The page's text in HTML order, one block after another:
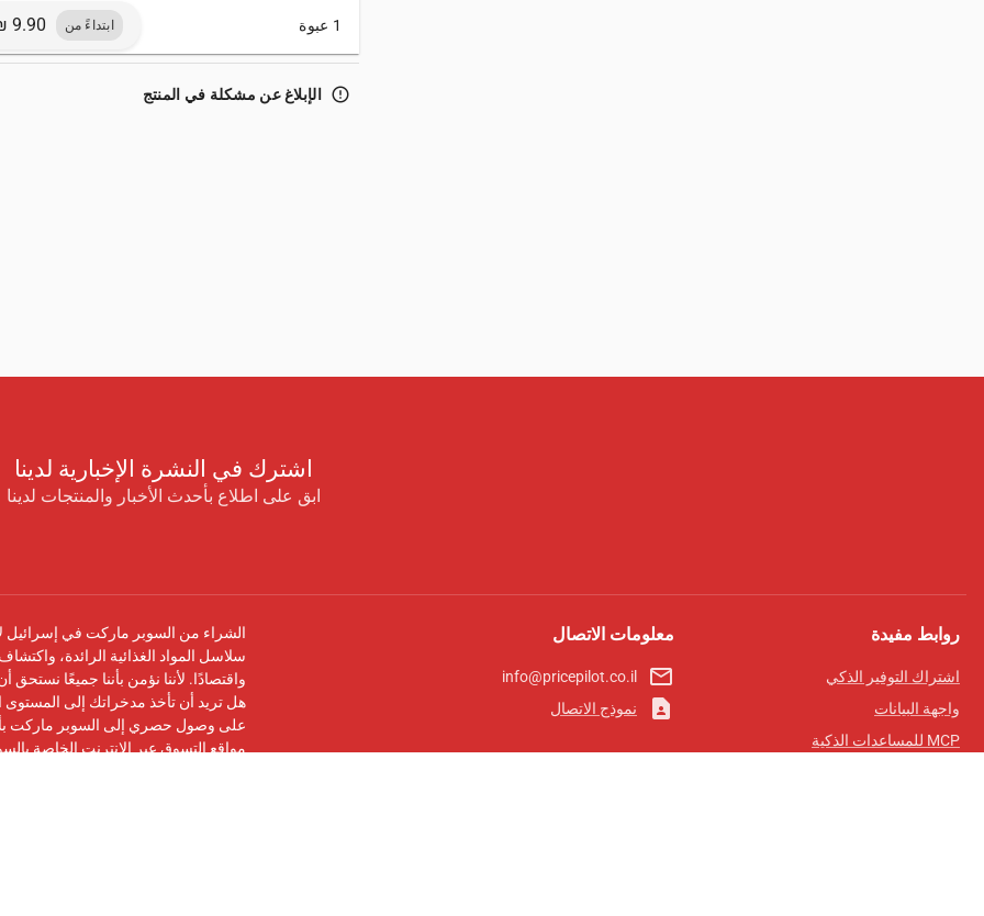
1 عبوة ابتداءً من
error_outline الإبلاغ عن مشكلة في المنتج
اشترك في النشرة الإخبارية لدينا
ابق على اطلاع بأحدث الأخبار والمنتجات لدينا
روابط مفيدة
اشتراك التوفير الذكي
واجهة البيانات
MCP للمساعدات الذكية
معلومات الاتصال
mail_outline
info@pricepilot.co.il
contact_page نموذج الاتصال
الشراء من السوبر ماركت في إسرائيل
سلاسل المواد الغذائية الرائدة،
واقتصادًا. لأننا نؤمن بأننا جميعًا
هل تريد أن تأخذ مدخراتك إلى المستوى
على وصول حصري إلى السوبر ماركت
مواقع التسوق عبر الإنترنت الخاصة